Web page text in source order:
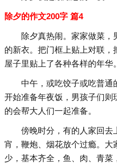
除夕的作文200字 篇4
除夕真热闹。家家做菜
的新衣。把门框上贴上对联，
屋子里贴上了各种各样的年华。
中午，或吃饺子或吃普通
开始准备年夜饭，男孩子们则
的会帮大人们一起准备。
傍晚时分，有的人家回去
宵，鞭炮、烟花放个过瘾。大
少，基本齐全，鱼、肉、青菜